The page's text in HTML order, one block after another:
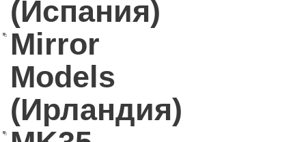
(Испания)
Mirror
Models
(Ирландия)